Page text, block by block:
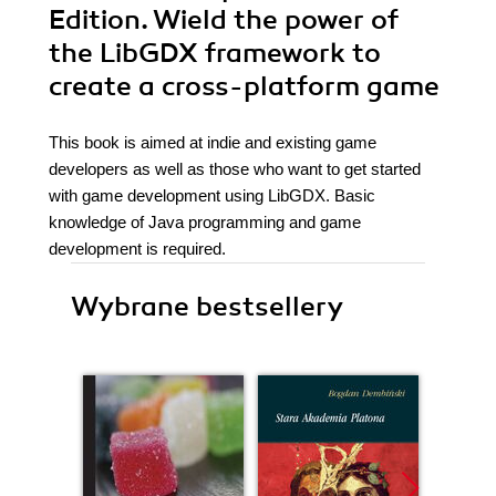
Edition. Wield the power of
the LibGDX framework to
create a cross-platform game
This book is aimed at indie and existing game
developers as well as those who want to get started
with game development using LibGDX. Basic
knowledge of Java programming and game
development is required.
Wybrane bestsellery